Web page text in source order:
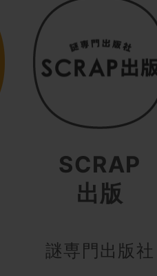
SCRAP
出版
謎専門出版社